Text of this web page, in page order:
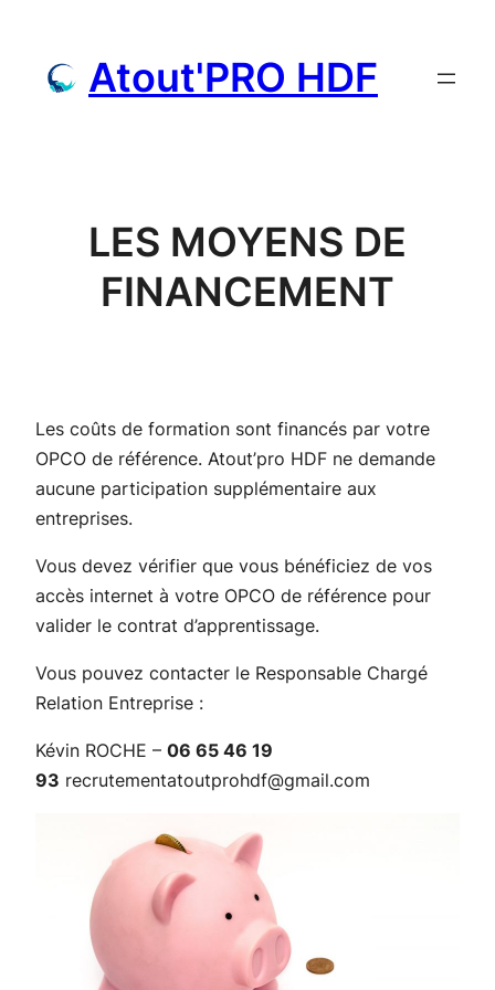
contenu
Atout'PRO HDF
LES MOYENS DE
FINANCEMENT
Les coûts de formation sont financés par votre
OPCO de référence. Atout’pro HDF ne demande
aucune participation supplémentaire aux
entreprises.
Vous devez vérifier que vous bénéficiez de vos
accès internet à votre OPCO de référence pour
valider le contrat d’apprentissage.
Vous pouvez contacter le Responsable Chargé
Relation Entreprise :
Kévin ROCHE – 06 65 46 19
93 recrutementatoutprohdf@gmail.com